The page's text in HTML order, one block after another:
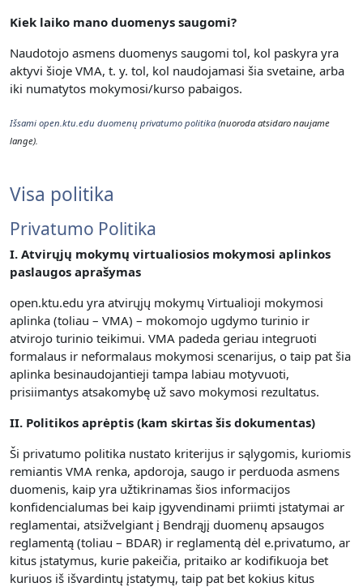
Kiek laiko mano duomenys saugomi?
Naudotojo asmens duomenys saugomi tol, kol paskyra yra
aktyvi šioje VMA, t. y. tol, kol naudojamasi šia svetaine, arba
iki numatytos mokymosi/kurso pabaigos.
Išsami open.ktu.edu duomenų privatumo politika (nuoroda atsidaro naujame
lange).
Visa politika
Privatumo Politika
I. Atvirųjų mokymų virtualiosios mokymosi aplinkos
paslaugos aprašymas
open.ktu.edu yra atvirųjų mokymų Virtualioji mokymosi
aplinka (toliau – VMA) – mokomojo ugdymo turinio ir
atvirojo turinio teikimui. VMA padeda geriau integruoti
formalaus ir neformalaus mokymosi scenarijus, o taip pat šia
aplinka besinaudojantieji tampa labiau motyvuoti,
prisiimantys atsakomybę už savo mokymosi rezultatus.
II. Politikos aprėptis (kam skirtas šis dokumentas)
Ši privatumo politika nustato kriterijus ir sąlygomis, kuriomis
remiantis VMA renka, apdoroja, saugo ir perduoda asmens
duomenis, kaip yra užtikrinamas šios informacijos
konfidencialumas bei kaip įgyvendinami priimti įstatymai ar
reglamentai, atsižvelgiant į Bendrąjį duomenų apsaugos
reglamentą (toliau – BDAR) ir reglamentą dėl e.privatumo, ar
kitus įstatymus, kurie pakeičia, pritaiko ar kodifikuoja bet
kuriuos iš išvardintų įstatymų, taip pat bet kokius kitus